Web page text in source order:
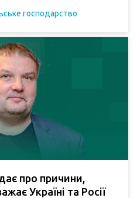
господарство
про причини,
Україні та Росії